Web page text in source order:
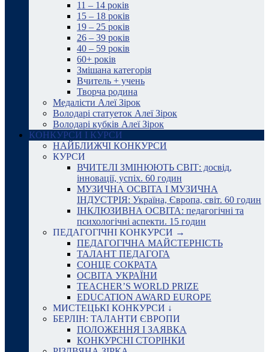
11 – 14 років
15 – 18 років
19 – 25 років
26 – 39 років
40 – 59 років
60+ років
Змішана категорія
Вчитель + учень
Творча родина
Медалісти Алеї Зірок
Володарі статуеток Алеї Зірок
Володарі кубків Алеї Зірок
КОНКУРСИ І КУРСИ
НАЙБЛИЖЧІ КОНКУРСИ
КУРСИ
ВЧИТЕЛІ ЗМІНЮЮТЬ СВІТ: досвід,
інновації, успіх. 60 годин
МУЗИЧНА ОСВІТА І МУЗИЧНА
ІНДУСТРІЯ: Україна, Європа, світ. 60 годин
ІНКЛЮЗИВНА ОСВІТА: педагогічні та
психологічні аспекти. 15 годин
ПЕДАГОГІЧНІ КОНКУРСИ →
ПЕДАГОГІЧНА МАЙСТЕРНІСТЬ
ТАЛАНТ ПЕДАГОГА
СОНЦЕ СОКРАТА
ОСВІТА УКРАЇНИ
TEACHER’S WORLD PRIZE
EDUCATION AWARD EUROPE
МИСТЕЦЬКІ КОНКУРСИ ↓
БЕРЛІН: ТАЛАНТИ ЄВРОПИ
ПОЛОЖЕННЯ І ЗАЯВКА
КОНКУРСНІ СТОРІНКИ